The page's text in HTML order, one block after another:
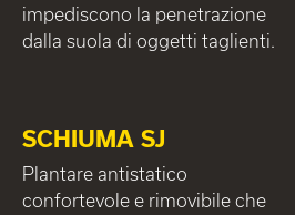
impediscono la penetrazione
dalla suola di oggetti taglienti.
SCHIUMA SJ
Plantare antistatico
confortevole e rimovibile che